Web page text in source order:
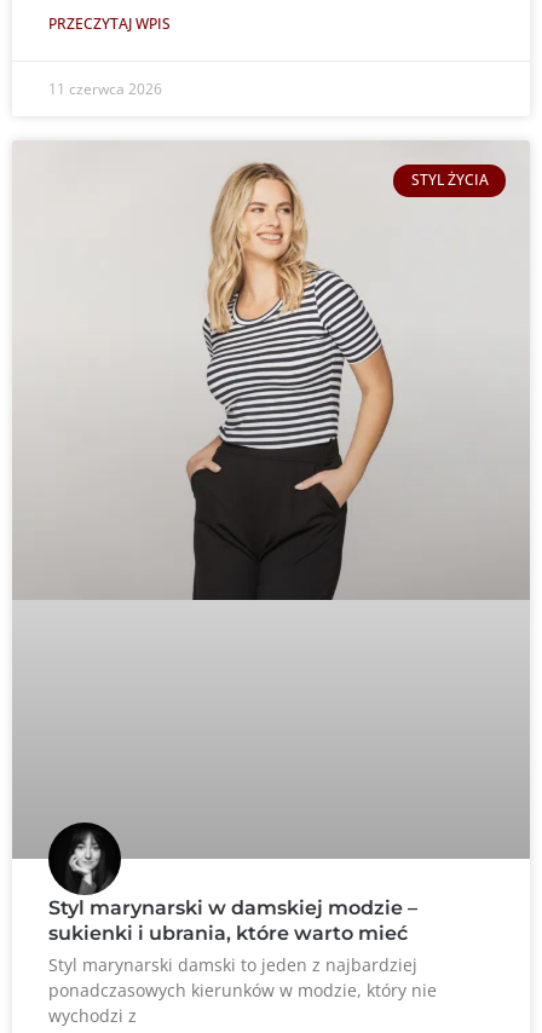
PRZECZYTAJ WPIS
11 czerwca 2026
STYL ŻYCIA
Styl marynarski w damskiej modzie –
sukienki i ubrania, które warto mieć
Styl marynarski damski to jeden z najbardziej
ponadczasowych kierunków w modzie, który nie
wychodzi z